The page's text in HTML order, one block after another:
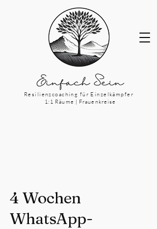
Resilienzcoaching für Einzelkämpfer
1:1 Räume | Frauenkreise
4 Wochen
WhatsApp-